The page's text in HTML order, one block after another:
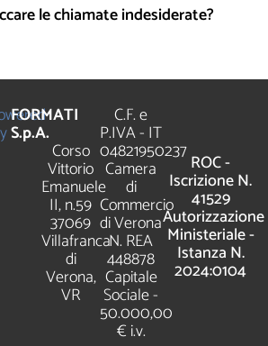
le chiamate indesiderate?
FORMATI
S.p.A.
Corso
Vittorio
Emanuele
II, n.59
37069
Villafranca
di
Verona,
VR
C.F. e
P.IVA - IT
04821950237
Camera
di
Commercio
di Verona
N. REA
448878
Capitale
Sociale -
50.000,00
€ i.v.
ROC -
Iscrizione N.
41529
Autorizzazione
Ministeriale -
Istanza N.
2024:0104